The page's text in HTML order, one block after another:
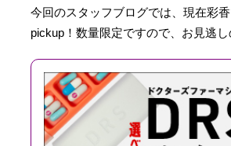
今回のスタッフブログでは、現在彩
pickup！数量限定ですので、お見逃